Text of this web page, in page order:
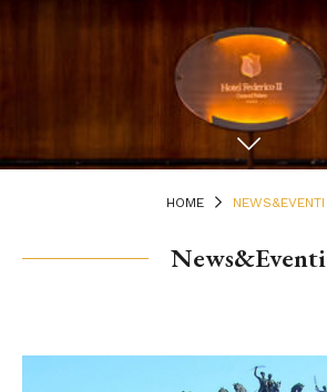
HOME NEWS&EVENTI
News&Eventi